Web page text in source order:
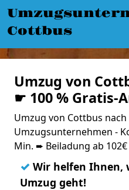
Cottbus
Umzug von
☛ 100 % Gratis-
Umzug von Cottbus nach
Umzugsunternehmen -
Min. ➨ Beiladung ab 102€
✓ Wir helfen Ihnen,
Umzug geht!